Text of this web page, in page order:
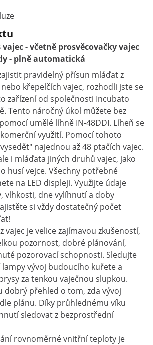
- včetně prosvěcovačky vajec
- plně automatická
pravidelný přísun mláďat z
křepelčích vajec, rozhodli jste se
zařízení od společnosti Incubato
Tento náročný úkol můžete bez
umělé líhně IN-48DDI. Líheň se
využití. Pomocí tohoto
najednou až 48 ptačích vajec.
i mláďata jiných druhů vajec, jako
husí vejce. Všechny potřebné
na LED displeji. Využijte údaje
vlhkosti, dne vylíhnutí a doby
si vždy dostatečný počet
vajec je velice zajímavou zkušeností,
pozornost, dobré plánování,
pozorovací schopnosti. Sledujte
vývoj budoucího kuřete a
za tenkou vaječnou slupkou.
dobrý přehled o tom, zda vývoj
plánu. Díky průhlednému víku
sledovat z bezprostřední
rovnoměrné vnitřní teploty je